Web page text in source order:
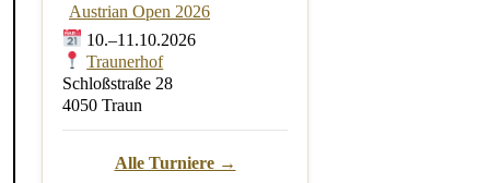
Austrian Open 2026
10.–11.10.2026
Traunerhof
Schloßstraße 28
4050 Traun
Alle Turniere →